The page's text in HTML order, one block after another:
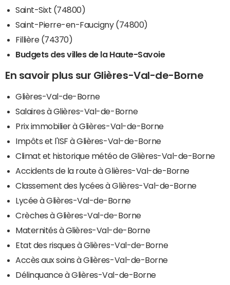
Saint-Sixt (74800)
Saint-Pierre-en-Faucigny (74800)
Fillière (74370)
Budgets des villes de la Haute-Savoie
En savoir plus sur Glières-Val-de-Borne
Glières-Val-de-Borne
Salaires à Glières-Val-de-Borne
Prix immobilier à Glières-Val-de-Borne
Impôts et l'ISF à Glières-Val-de-Borne
Climat et historique météo de Glières-Val-de-Borne
Accidents de la route à Glières-Val-de-Borne
Classement des lycées à Glières-Val-de-Borne
Lycée à Glières-Val-de-Borne
Crèches à Glières-Val-de-Borne
Maternités à Glières-Val-de-Borne
Etat des risques à Glières-Val-de-Borne
Accès aux soins à Glières-Val-de-Borne
Délinquance à Glières-Val-de-Borne